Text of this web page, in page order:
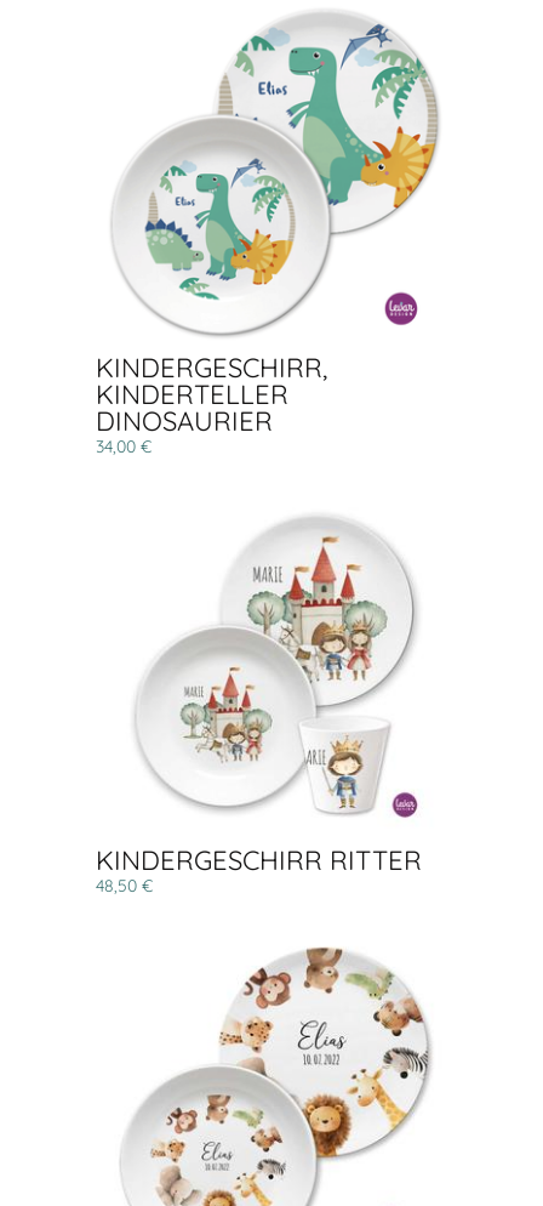
KINDERGESCHIRR,
KINDERTELLER
DINOSAURIER
34,00 €
KINDERGESCHIRR RITTER
48,50 €